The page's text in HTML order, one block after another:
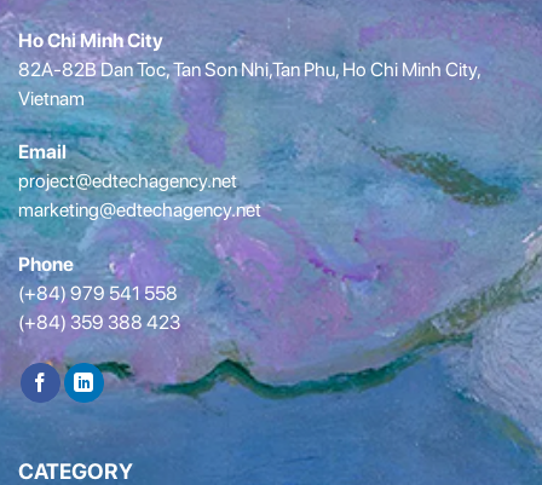
Ho Chi Minh City
82A-82B Dan Toc, Tan Son Nhi,Tan Phu, Ho Chi Minh City,
Vietnam
Email
project@edtechagency.net
marketing@edtechagency.net
Phone
(+84) 979 541 558
(+84) 359 388 423
CATEGORY